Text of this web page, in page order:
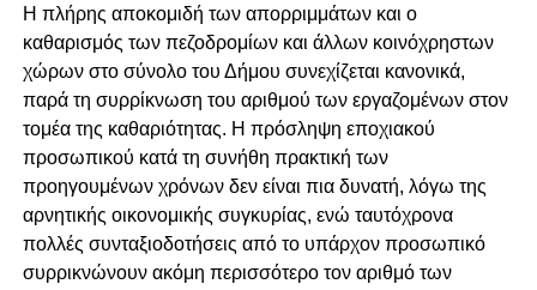
Η πλήρης αποκομιδή των απορριμμάτων και ο
καθαρισμός των πεζοδρομίων και άλλων κοινόχρηστων
χώρων στο σύνολο του Δήμου συνεχίζεται κανονικά,
παρά τη συρρίκνωση του αριθμού των εργαζομένων στον
τομέα της καθαριότητας. Η πρόσληψη εποχιακού
προσωπικού κατά τη συνήθη πρακτική των
προηγουμένων χρόνων δεν είναι πια δυνατή, λόγω της
αρνητικής οικονομικής συγκυρίας, ενώ ταυτόχρονα
πολλές συνταξιοδοτήσεις από το υπάρχον προσωπικό
συρρικνώνουν ακόμη περισσότερο τον αριθμό των